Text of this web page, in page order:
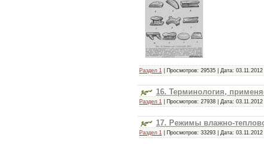
Раздел 1 | Просмотров: 29535 | Дата: 03.11.2012
16. Терминология,
Раздел 1 | Просмотров: 27938 | Дата: 03.11.2012
17. Режимы влажно-
Раздел 1 | Просмотров: 33293 | Дата: 03.11.2012